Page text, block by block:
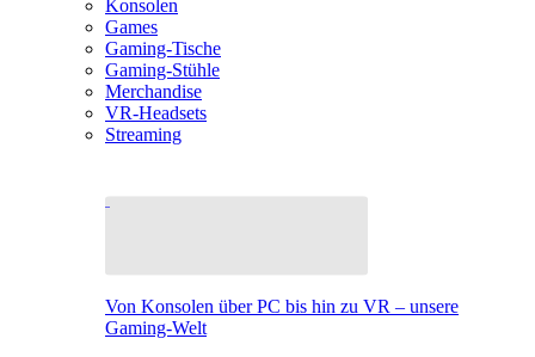
Konsolen
Games
Gaming-Tische
Gaming-Stühle
Merchandise
VR-Headsets
Streaming
Von Konsolen über PC bis hin zu VR – unsere
Gaming-Welt